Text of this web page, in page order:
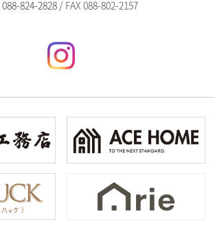
088-824-2828 / FAX 088-802-2157